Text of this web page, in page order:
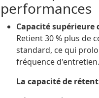
performances
Capacité supérieure
Retient 30 % plus de
standard, ce qui
fréquence d'entretien.
La capacité de